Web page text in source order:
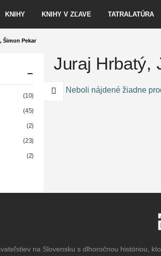
KNIHY KNIHY V ZĽAVE TATRALATÚRA
Šimon Pekar
Juraj Hrbatý,
Neboli nájdené žiadne
(10)
(45)
(2)
(23)
(2)
na Slovensku s dlhoročnou históriou,